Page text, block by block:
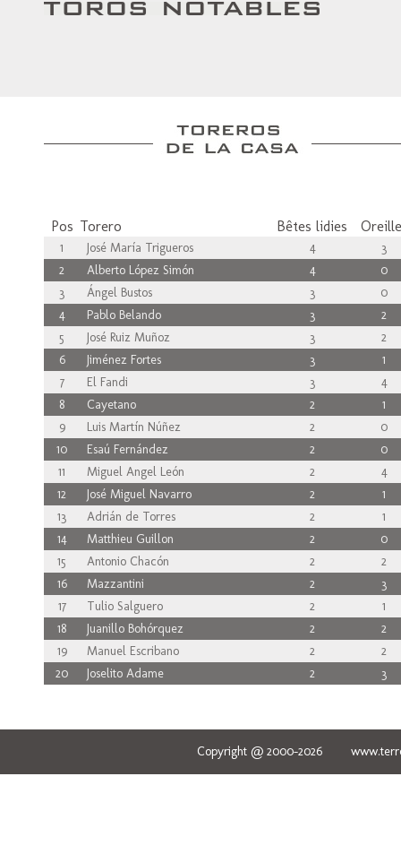
Pos Torero Bêtes lidies
1 José María Trigueros 4
3
2
Alberto López Simón 4
0
3
Ángel Bustos 3
0
4
Pablo Belando 3
2
5
José Ruiz Muñoz 3
2
6
Jiménez Fortes 3
1
7
El Fandi 3
4
8
Cayetano 2
1
9
Luis Martín Núñez 2
0
10
Esaú Fernández 2
0
11
Miguel Angel León 2
4
12
José Miguel Navarro 2
1
13
Adrián de Torres 2
1
14
Matthieu Guillon 2
0
15
Antonio Chacón 2
2
16
Mazzantini 2
3
17
Tulio Salguero 2
1
18
Juanillo Bohórquez 2
2
19
Manuel Escribano 2
2
20
Joselito Adame 2 3
Copyright @ 2000-2026